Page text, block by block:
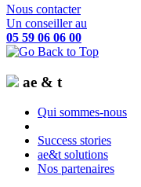
Nous contacter
Un conseiller au
05 59 06 06 00
ae & t
Qui sommes-nous
Success stories
ae&t solutions
Nos partenaires